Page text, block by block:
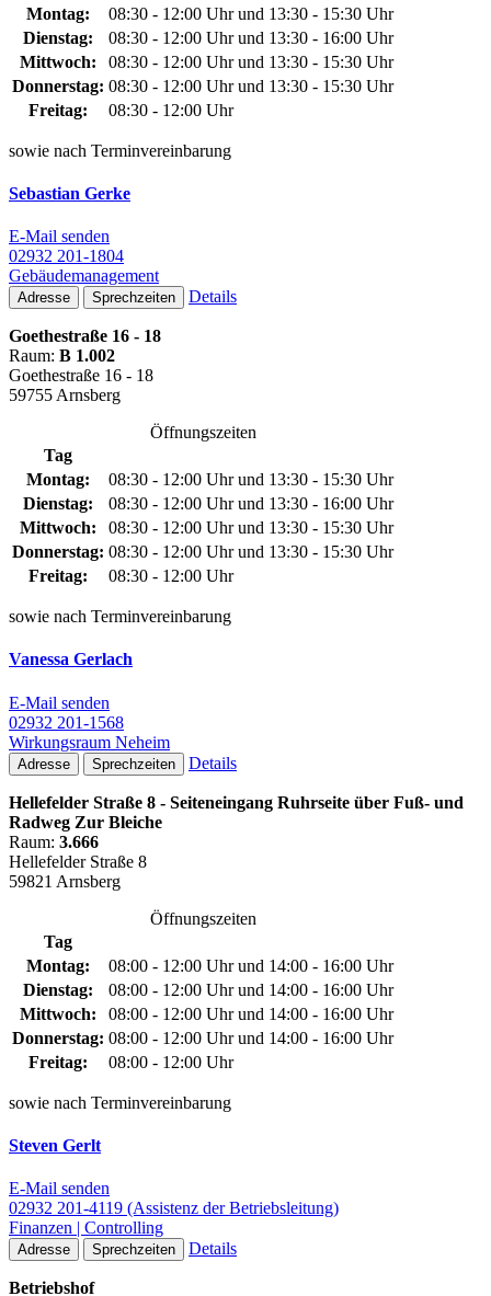
Montag:
08:30 - 12:00 Uhr und 13:30 - 15:30 Uhr
Dienstag:
08:30 - 12:00 Uhr und 13:30 - 16:00 Uhr
Mittwoch:
08:30 - 12:00 Uhr und 13:30 - 15:30 Uhr
Donnerstag: 08:30 - 12:00 Uhr und 13:30 - 15:30 Uhr
Freitag:
08:30 - 12:00 Uhr
sowie nach Terminvereinbarung
Sebastian Gerke
E-Mail senden
02932 201-1804
Gebäudemanagement
Adresse Sprechzeiten Details
Goethestraße 16 - 18
Raum: B 1.002
Goethestraße 16 - 18
59755 Arnsberg
Öffnungszeiten
Tag
Montag:
08:30 - 12:00 Uhr und 13:30 - 15:30 Uhr
Dienstag:
08:30 - 12:00 Uhr und 13:30 - 16:00 Uhr
Mittwoch:
08:30 - 12:00 Uhr und 13:30 - 15:30 Uhr
Donnerstag: 08:30 - 12:00 Uhr und 13:30 - 15:30 Uhr
Freitag:
08:30 - 12:00 Uhr
sowie nach Terminvereinbarung
Vanessa Gerlach
E-Mail senden
02932 201-1568
Wirkungsraum Neheim
Adresse Sprechzeiten Details
Hellefelder Straße 8 - Seiteneingang Ruhrseite über Fuß- und
Radweg Zur Bleiche
Raum: 3.666
Hellefelder Straße 8
59821 Arnsberg
Öffnungszeiten
Tag
Montag:
08:00 - 12:00 Uhr und 14:00 - 16:00 Uhr
Dienstag:
08:00 - 12:00 Uhr und 14:00 - 16:00 Uhr
Mittwoch:
08:00 - 12:00 Uhr und 14:00 - 16:00 Uhr
Donnerstag: 08:00 - 12:00 Uhr und 14:00 - 16:00 Uhr
Freitag:
08:00 - 12:00 Uhr
sowie nach Terminvereinbarung
Steven Gerlt
E-Mail senden
02932 201-4119 (Assistenz der Betriebsleitung)
Finanzen | Controlling
Adresse Sprechzeiten Details
Betriebshof